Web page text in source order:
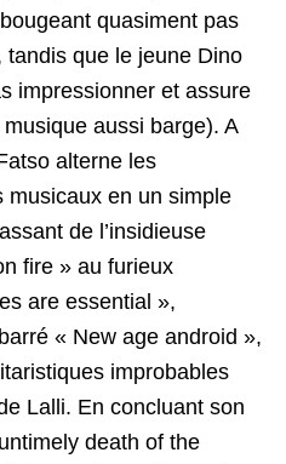
quasiment pas
que le jeune Dino
impressionner et assure
aussi barge). A
alterne les
musicaux en un simple
de l’insidieuse
fire » au furieux
are essential »,
« New age android »,
improbables
Lalli. En concluant son
death of the